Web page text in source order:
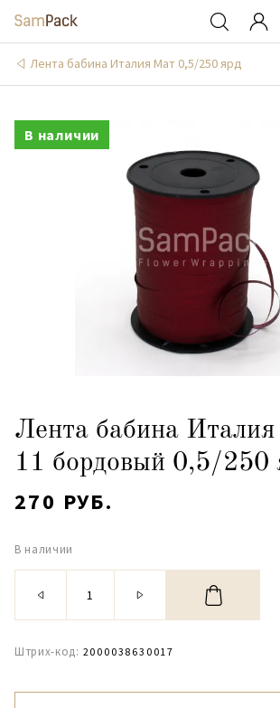
Лента бабина Италия Мат 0,5/250 ярд
В наличии
Лента бабина
11 бордовый 0,5/250
270 РУБ.
В наличии
Штрих-код: 2000038630017